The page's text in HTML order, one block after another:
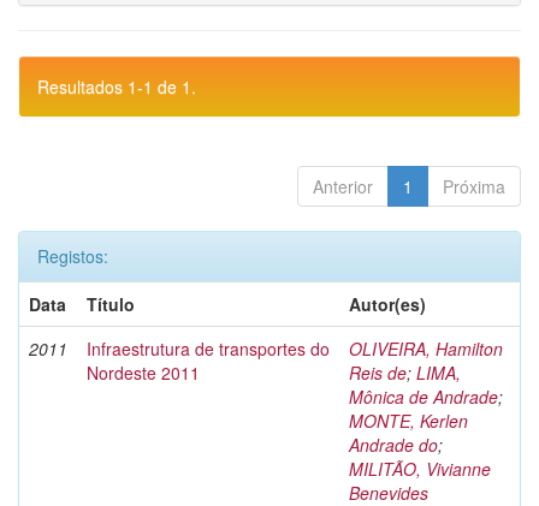
Resultados 1-1 de 1.
Anterior 1 Próxima
Registos:
Data
Título
Autor(es)
2011
Infraestrutura de transportes do
Nordeste 2011
OLIVEIRA, Hamilton
Reis de; LIMA,
Mônica de Andrade;
MONTE, Kerlen
Andrade do;
MILITÃO, Vivianne
Benevides